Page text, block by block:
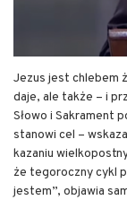
Jezus jest chlebem
daje, ale także – i
Słowo i Sakrament
stanowi cel –
kazaniu
że tegoroczny cykl
jestem”, objawia